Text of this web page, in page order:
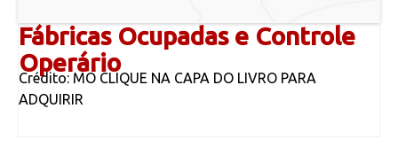
Fábricas Ocupadas e Controle
Operário
Crédito: MO CLIQUE NA CAPA DO LIVRO PARA
ADQUIRIR